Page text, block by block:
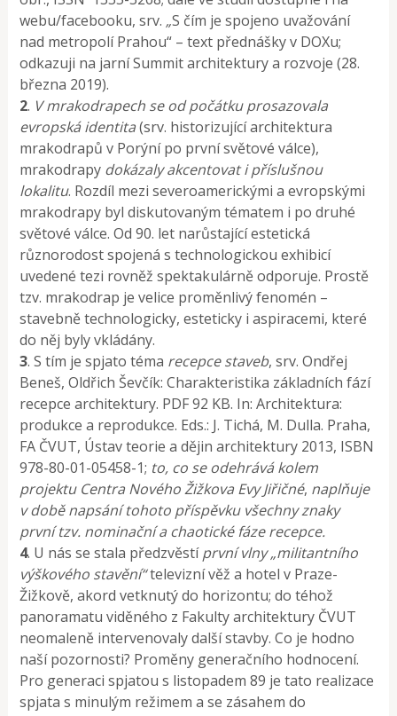
webu/facebooku, srv. „S čím je spojeno uvažování
nad metropolí Prahou“ – text přednášky v DOXu;
odkazuji na jarní Summit architektury a rozvoje (28.
března 2019).
2. V mrakodrapech se od počátku prosazovala
evropská identita(srv. historizující architektura
mrakodrapů v Porýní po první světové válce),
mrakodrapy dokázaly akcentovat i příslušnou
lokalitu. Rozdíl mezi severoamerickými a evropskými
mrakodrapy byl diskutovaným tématem i po druhé
světové válce. Od 90. let narůstající estetická
různorodost spojená s technologickou exhibicí
uvedené tezi rovněž spektakulárně odporuje. Prostě
tzv. mrakodrap je velice proměnlivý fenomén –
stavebně technologicky, esteticky i aspiracemi, které
do něj byly vkládány.
3. S tím je spjato téma recepce staveb, srv. Ondřej
Beneš, Oldřich Ševčík: Charakteristika základních fází
recepce architektury. PDF 92 KB. In: Architektura:
produkce a reprodukce. Eds.: J. Tichá, M. Dulla. Praha,
FA ČVUT, Ústav teorie a dějin architektury 2013, ISBN
978-80-01-05458-1; to, co se odehrává kolem
projektu Centra Nového Žižkova Evy Jiřičné, naplňuje
v době napsání tohoto příspěvku všechny znaky
první tzv. nominační a chaotické fáze recepce.
4. U nás se stala předzvěstíprvní vlny „militantního
výškového stavění“televizní věž a hotel v Praze-
Žižkově, akord vetknutý do horizontu; do téhož
panoramatu viděného z Fakulty architektury ČVUT
neomaleně intervenovaly další stavby. Co je hodno
naší pozornosti? Proměny generačního hodnocení.
Pro generaci spjatou s listopadem 89 je tato realizace
spjata s minulým režimem a se zásahem do